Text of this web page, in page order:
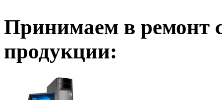
Принимаем в ремонт
продукции: